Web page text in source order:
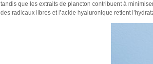
tandis que les extraits de plancton contribuent à
des radicaux libres et l’acide hyaluronique retient